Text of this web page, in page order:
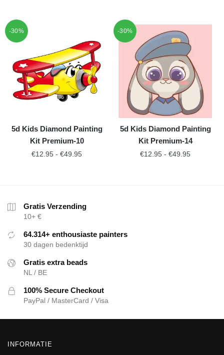
-30%
5d Kids Diamond Painting
Kit Premium-10
€12.95 - €49.95
-30%
5d Kids Diamond Painting
Kit Premium-14
€12.95 - €49.95
Gratis Verzending
10+ €
64.314+ enthousiaste painters
30 dagen bedenktijd
Gratis extra beads
NL / BE
100% Secure Checkout
PayPal / MasterCard / Visa
INFORMATIE